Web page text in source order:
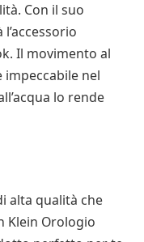
Con il suo
Il movimento al
nel
lo rende
alta qualità che
Klein Orologio